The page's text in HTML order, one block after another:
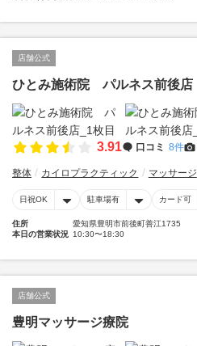
店舗公式
ひとみ施術院 パルネス前後店
3.91 口コミ 8件
整体 カイロプラクティック マッサージ
日祝OK 駐車場有 カード可
住所
愛知県豊明市前後町善江1735
本日の営業状況 10:30〜18:30
店舗公式
豊明マッサージ療院